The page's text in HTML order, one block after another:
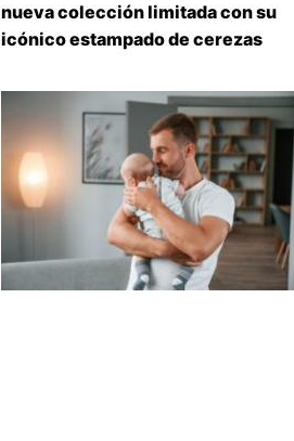
nueva colección limitada con su
icónico estampado de cerezas